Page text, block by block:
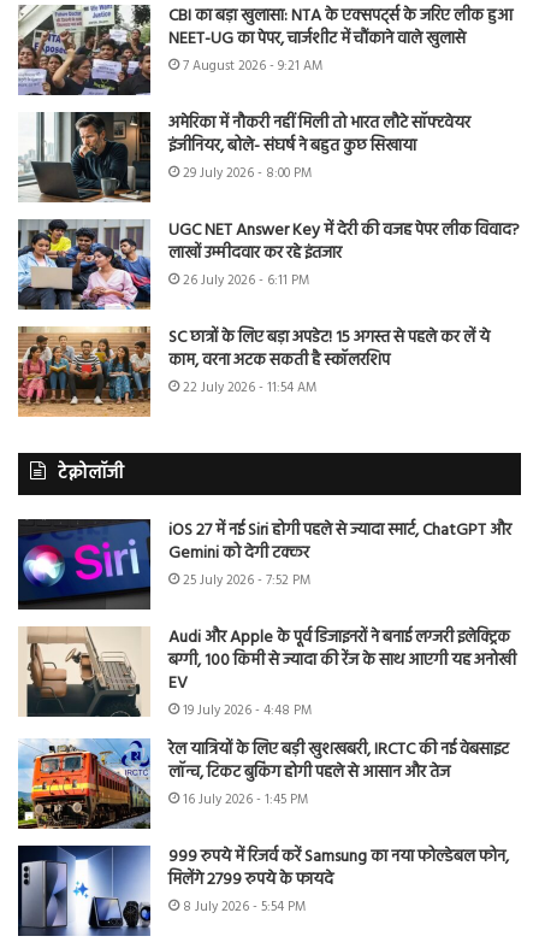
CBI का बड़ा खुलासा: NTA के एक्सपर्ट्स के जरिए लीक हुआ
NEET-UG का पेपर, चार्जशीट में चौंकाने वाले खुलासे
7 August 2026 - 9:21 AM
अमेरिका में नौकरी नहीं मिली तो भारत लौटे सॉफ्टवेयर
इंजीनियर, बोले- संघर्ष ने बहुत कुछ सिखाया
29 July 2026 - 8:00 PM
UGC NET Answer Key में देरी की वजह पेपर लीक विवाद?
लाखों उम्मीदवार कर रहे इंतजार
26 July 2026 - 6:11 PM
SC छात्रों के लिए बड़ा अपडेट! 15 अगस्त से पहले कर लें ये
काम, वरना अटक सकती है स्कॉलरशिप
22 July 2026 - 11:54 AM
टेक्नोलॉजी
iOS 27 में नई Siri होगी पहले से ज्यादा स्मार्ट, ChatGPT और
Gemini को देगी टक्कर
25 July 2026 - 7:52 PM
Audi और Apple के पूर्व डिजाइनरों ने बनाई लग्जरी इलेक्ट्रिक
बग्गी, 100 किमी से ज्यादा की रेंज के साथ आएगी यह अनोखी
EV
19 July 2026 - 4:48 PM
रेल यात्रियों के लिए बड़ी खुशखबरी, IRCTC की नई वेबसाइट
लॉन्च, टिकट बुकिंग होगी पहले से आसान और तेज
16 July 2026 - 1:45 PM
999 रुपये में रिजर्व करें Samsung का नया फोल्डेबल फोन,
मिलेंगे 2799 रुपये के फायदे
8 July 2026 - 5:54 PM